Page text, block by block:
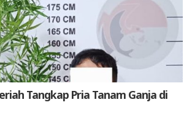
Tangkap Pria Tanam Ganja di